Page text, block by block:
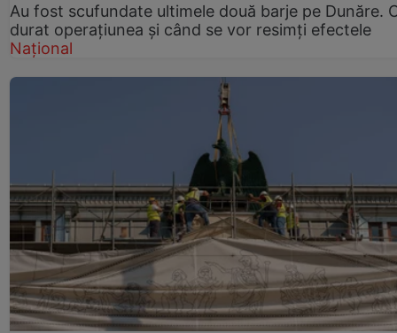
Au fost scufundate ultimele două barje pe Dunăre.
durat operațiunea și când se vor resimți efectele
Național